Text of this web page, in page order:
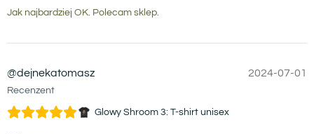
Jak najbardziej OK. Polecam sklep.
@dejnekatomasz
Recenzent
2024-07-01
Glowy Shroom 3: T-shirt unisex